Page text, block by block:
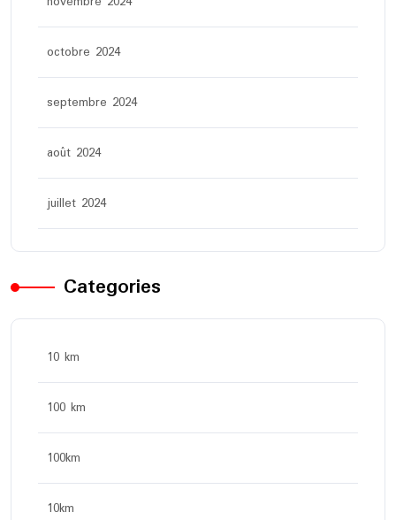
octobre 2024
septembre 2024
août 2024
juillet 2024
Categories
10 km
100 km
100km
10km